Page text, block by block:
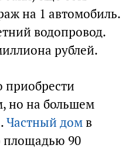
на 1 автомобиль.
водопровод.
рублей.
приобрести
но на большем
Частный домв
площадью 90